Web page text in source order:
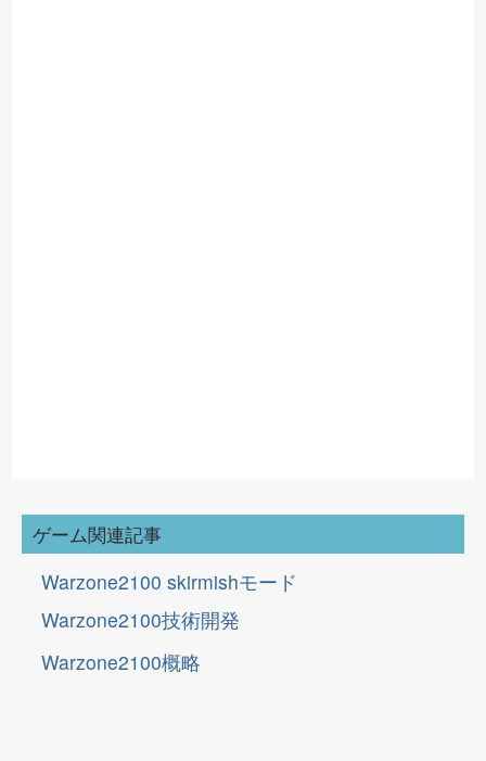
ゲーム関連記事
Warzone2100 skirmishモード
Warzone2100
技 術 開 発
Warzone2100 概略
概略